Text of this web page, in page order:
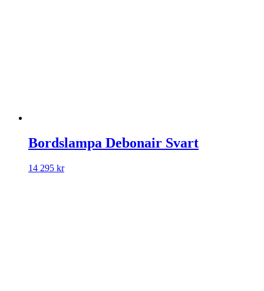
Bordslampa Debonair Svart
14 295 kr